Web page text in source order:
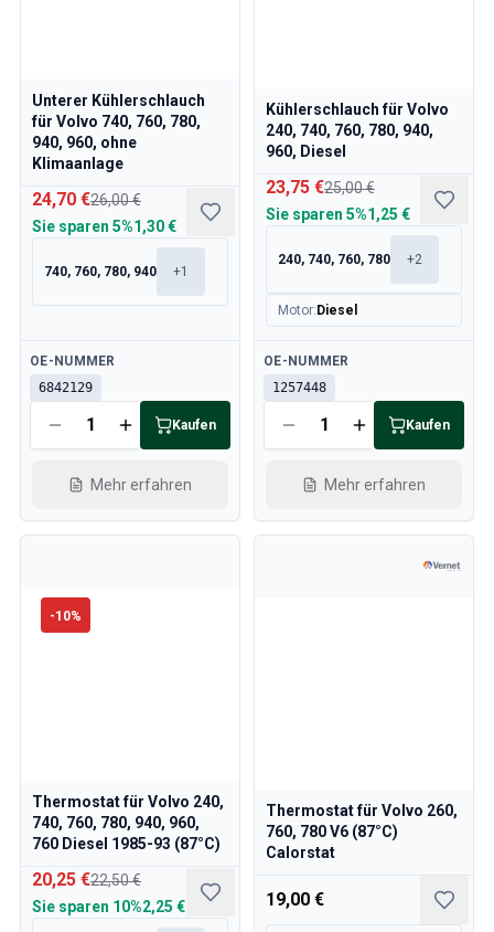
Unterer Kühlerschlauch
für Volvo 740, 760, 780,
940, 960, ohne
Klimaanlage
24,70 €26,00 €
Sie sparen 5%1,30 €
740, 760, 780, 940 +1
Verfügbar
OE-NUMMER
6842129
Kaufen
Mehr erfahren
Kühlerschlauch für Volvo
240, 740, 760, 780, 940,
960, Diesel
23,75 €25,00 €
Sie sparen 5%1,25 €
240, 740, 760, 780 +2
Motor: Diesel
Verfügbar
OE-NUMMER
1257448
Kaufen
Mehr erfahren
-10%
Thermostat für Volvo 240,
740, 760, 780, 940, 960,
760 Diesel 1985-93 (87°C)
20,25 €22,50 €
Sie sparen 10%2,25 €
Thermostat für Volvo 260,
760, 780 V6 (87°C)
Calorstat
19,00 €